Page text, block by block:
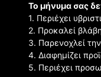
Το μήνυμα σας
1. Περιέχει
2. Προκαλεί
3. Παρενοχλεί
4. Διαφημίζει
5. Περιέχει